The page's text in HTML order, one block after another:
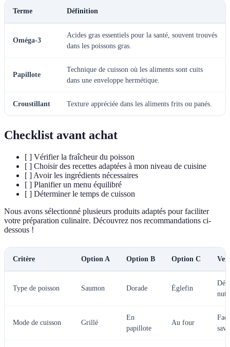
Terme Définition
Oméga-3
Acides gras essentiels pour la santé, souvent trouvés
dans les poissons gras.
Papillote
Technique de cuisson où les aliments sont cuits
dans une enveloppe hermétique.
Croustillant Texture appréciée dans les aliments frits ou panés.
Checklist avant achat
[ ] Vérifier la fraîcheur du poisson
[ ] Choisir des recettes adaptées à mon niveau de cuisine
[ ] Avoir les ingrédients nécessaires
[ ] Planifier un menu équilibré
[ ] Déterminer le temps de cuisson
Nous avons sélectionné plusieurs produits adaptés pour faciliter
votre préparation culinaire. Découvrez nos recommandations ci-
dessous !
Critère Option A Option B Option C
Type de poisson Saumon Dorade Églefin
Mode de cuisson Grillé
En
papillote
Au four